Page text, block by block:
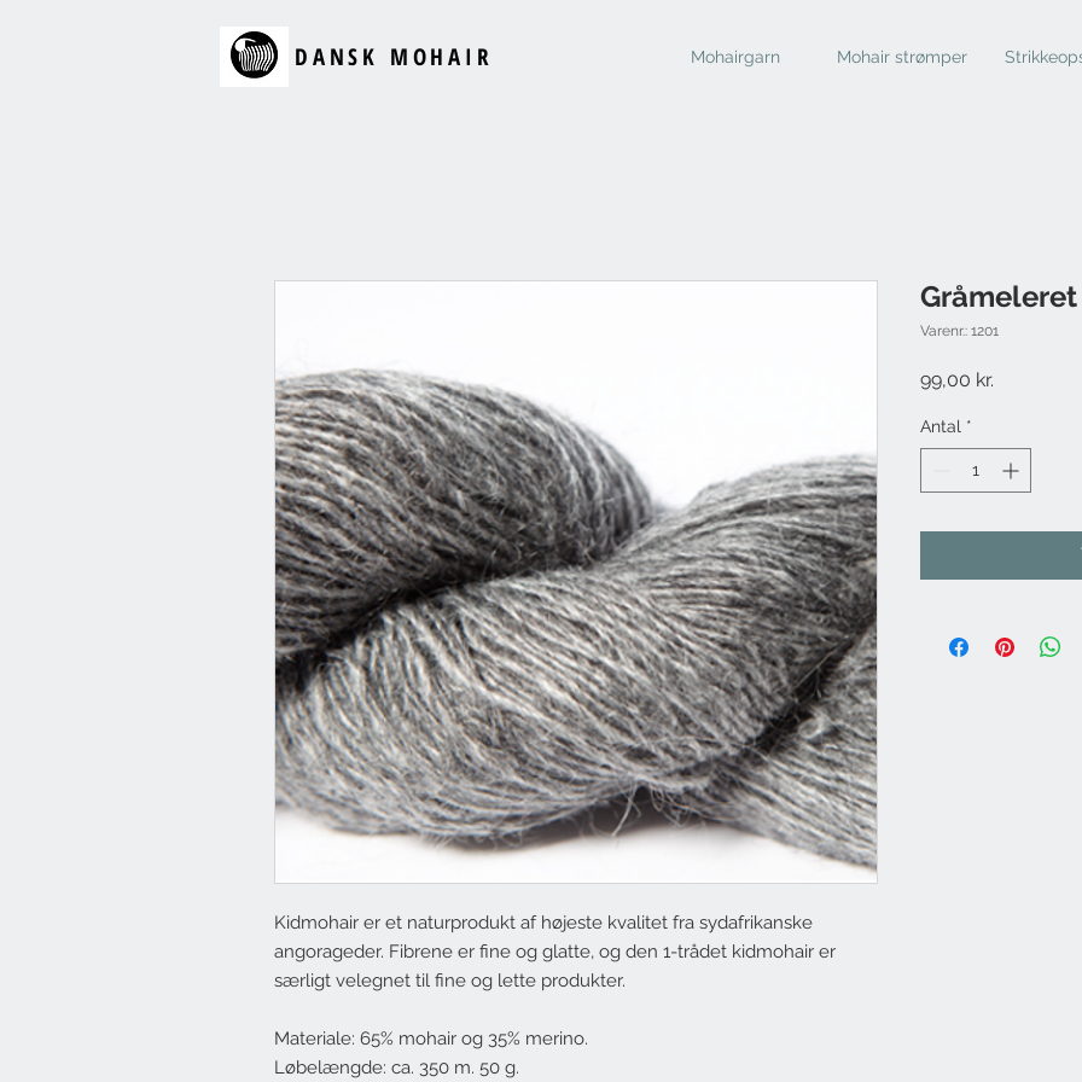
DANSK MOHAIR Mohair strømper
Mohairgarn
Kidmohair er et naturprodukt af højeste kvalitet fra sydafrikanske
angorageder. Fibrene er fine og glatte, og den 1-trådet kidmohair er
særligt velegnet til fine og lette produkter.
Materiale: 65% mohair og 35% merino.
Løbelængde: ca. 350 m. 50 g.
Varenr.: 1201
99,00 kr.
Antal *